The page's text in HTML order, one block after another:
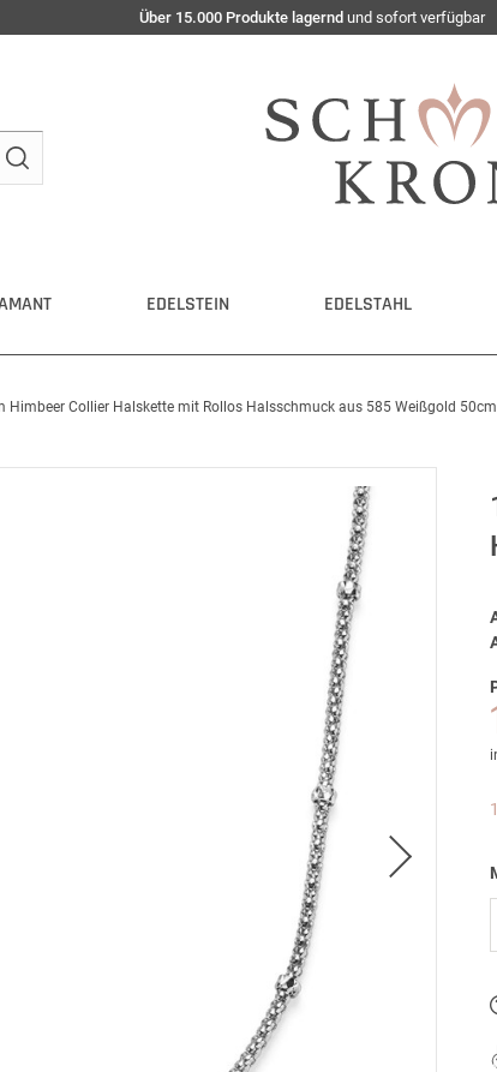
Über 15.000 Produkte lagernd und sofort verfügbar
EDELSTEIN EDELSTAHL
Himbeer Collier Halskette mit Rollos Halsschmuck aus 585 Weißgold 50cm